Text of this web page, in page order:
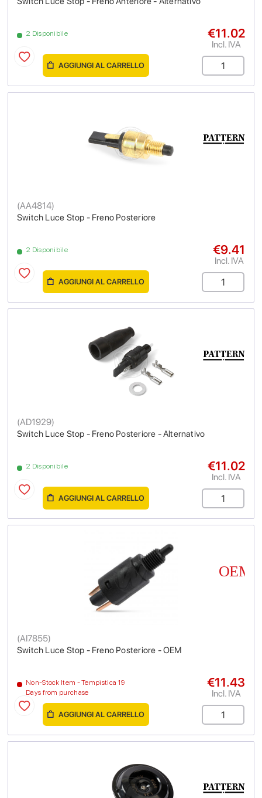
2 Disponibile €11.02
Incl. IVA
AGGIUNGI AL CARRELLO
Switch Luce Stop - Freno Posteriore
(AA4814)
2 Disponibile €9.41
Incl. IVA
AGGIUNGI AL CARRELLO
Switch Luce Stop - Freno Posteriore - Alternativo
(AD1929)
2 Disponibile €11.02
Incl. IVA
AGGIUNGI AL CARRELLO
Switch Luce Stop - Freno Posteriore - OEM
(AI7855)
Non-Stock Item - Tempistica 19
Days from purchase
€11.43
Incl. IVA
AGGIUNGI AL CARRELLO